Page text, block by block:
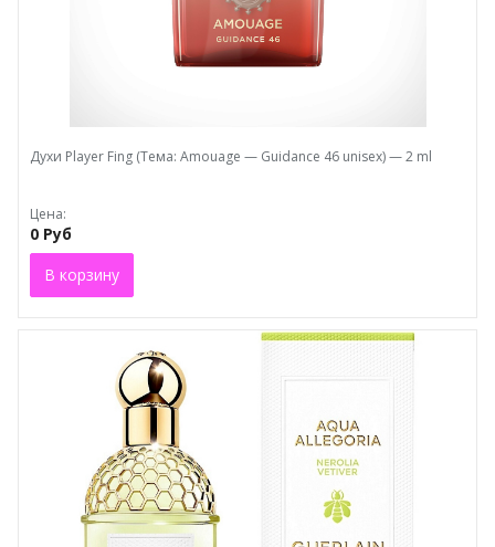
Духи Plaуеr Fing (Тема: Amouage — Guidance 46 unisex) — 2 ml
Цена:
0 Руб
В корзину